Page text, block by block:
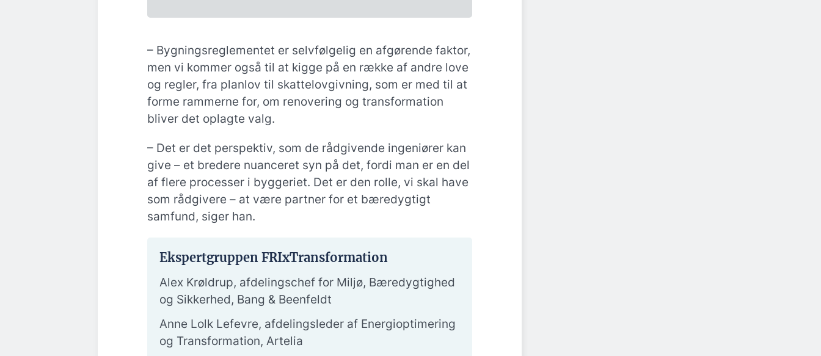
– Bygningsreglementet er selvfølgelig en afgørende faktor,
men vi kommer også til at kigge på en række af andre love
og regler, fra planlov til skattelovgivning, som er med til at
forme rammerne for, om renovering og transformation
bliver det oplagte valg.
– Det er det perspektiv, som de rådgivende ingeniører kan
give – et bredere nuanceret syn på det, fordi man er en del
af flere processer i byggeriet. Det er den rolle, vi skal have
som rådgivere – at være partner for et bæredygtigt
samfund, siger han.
Ekspertgruppen FRIxTransformation
Alex Krøldrup, afdelingschef for Miljø, Bæredygtighed
og Sikkerhed, Bang & Beenfeldt
Anne Lolk Lefevre, afdelingsleder af Energioptimering
og Transformation, Artelia